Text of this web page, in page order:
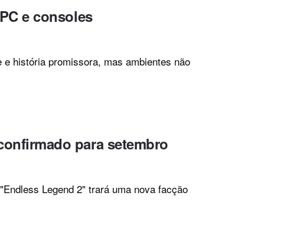
e consoles
história promissora, mas ambientes não
para setembro
Legend 2" trará uma nova facção